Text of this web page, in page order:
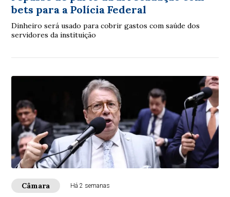
bets para a Polícia Federal
Dinheiro será usado para cobrir gastos com saúde dos
servidores da instituição
Câmara Há 2 semanas